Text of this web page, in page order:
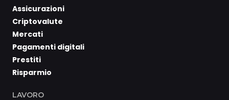
Assicurazioni
Criptovalute
Mercati
Pagamenti digitali
Prestiti
Risparmio
LAVORO